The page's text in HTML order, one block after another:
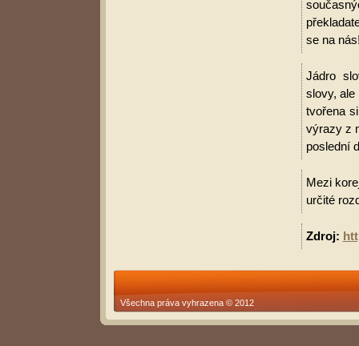
se na
Jádro
slovy, ale
tvořena
výrazy z
poslední
Mezi
určité
Zdroj:
Všechna práva vyhrazena © 2012